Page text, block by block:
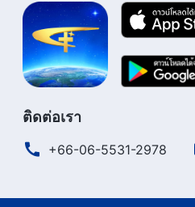
ติดต่อเรา
+66-06-5531-2978